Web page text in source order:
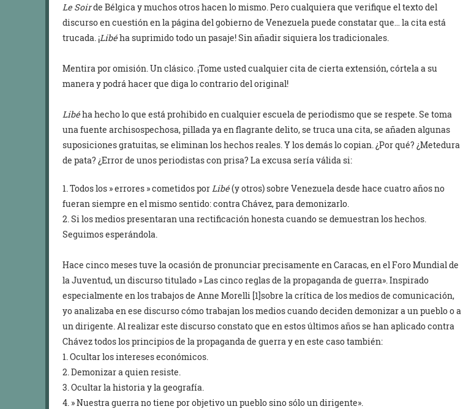
Le Soirde Bélgica y muchos otros hacen lo mismo. Pero cualquiera que verifique el texto del
discurso en cuestión en la página del gobierno de Venezuela puede constatar que… la cita está
trucada. ¡Libéha suprimido todo un pasaje! Sin añadir siquiera los tradicionales.
Mentira por omisión. Un clásico. ¡Tome usted cualquier cita de cierta extensión, córtela a su
manera y podrá hacer que diga lo contrario del original!
Libéha hecho lo que está prohibido en cualquier escuela de periodismo que se respete. Se toma
una fuente archisospechosa, pillada ya en flagrante delito, se truca una cita, se añaden algunas
suposiciones gratuitas, se eliminan los hechos reales. Y los demás lo copian. ¿Por qué? ¿Metedura
de pata? ¿Error de unos periodistas con prisa? La excusa sería válida si:
1. Todos los » errores » cometidos por Libé(y otros) sobre Venezuela desde hace cuatro años no
fueran siempre en el mismo sentido: contra Chávez, para demonizarlo.
2. Si los medios presentaran una rectificación honesta cuando se demuestran los hechos.
Seguimos esperándola.
Hace cinco meses tuve la ocasión de pronunciar precisamente en Caracas, en el Foro Mundial de
la Juventud, un discurso titulado » Las cinco reglas de la propaganda de guerra». Inspirado
especialmente en los trabajos de Anne Morelli [1]sobre la crítica de los medios de comunicación,
yo analizaba en ese discurso cómo trabajan los medios cuando deciden demonizar a un pueblo o a
un dirigente. Al realizar este discurso constato que en estos últimos años se han aplicado contra
Chávez todos los principios de la propaganda de guerra y en este caso también:
1. Ocultar los intereses económicos.
2. Demonizar a quien resiste.
3. Ocultar la historia y la geografía.
4. » Nuestra guerra no tiene por objetivo un pueblo sino sólo un dirigente».